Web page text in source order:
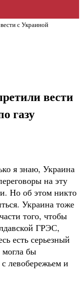
с Украиной
вести
газу
я знаю, Украина
на эту
Но об этом никто
Украина тоже
того, чтобы
ГРЭС,
есть серьезный
могла бы
левобережьем и